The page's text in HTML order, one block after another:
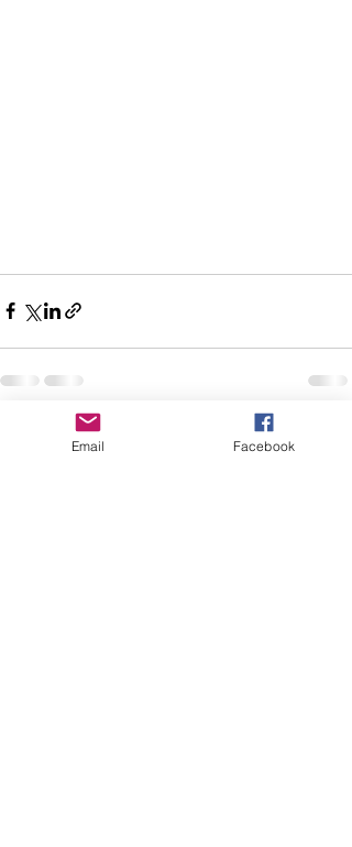
最新記事Email Facebook